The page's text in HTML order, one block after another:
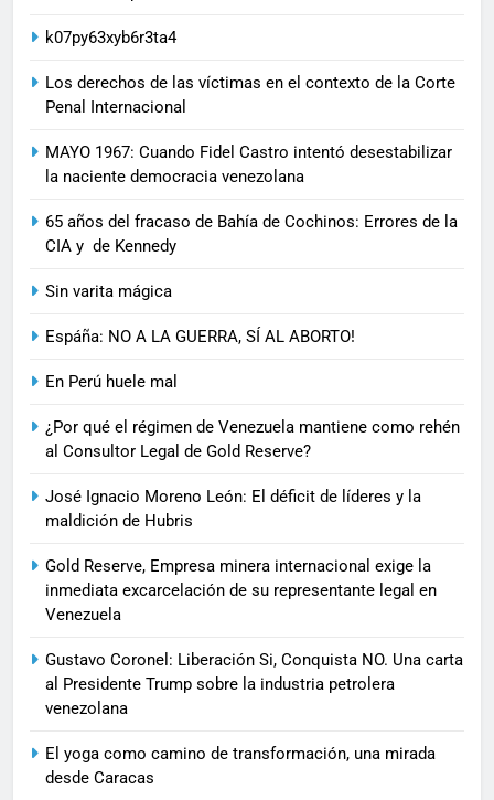
k07py63xyb6r3ta4
Los derechos de las víctimas en el contexto de la Corte
Penal Internacional
MAYO 1967: Cuando Fidel Castro intentó desestabilizar
la naciente democracia venezolana
65 años del fracaso de Bahía de Cochinos: Errores de la
CIA y de Kennedy
Sin varita mágica
Espáña: NO A LA GUERRA, SÍ AL ABORTO!
En Perú huele mal
¿Por qué el régimen de Venezuela mantiene como rehén
al Consultor Legal de Gold Reserve?
José Ignacio Moreno León: El déficit de líderes y la
maldición de Hubris
Gold Reserve, Empresa minera internacional exige la
inmediata excarcelación de su representante legal en
Venezuela
Gustavo Coronel: Liberación Si, Conquista NO. Una carta
al Presidente Trump sobre la industria petrolera
venezolana
El yoga como camino de transformación, una mirada
desde Caracas